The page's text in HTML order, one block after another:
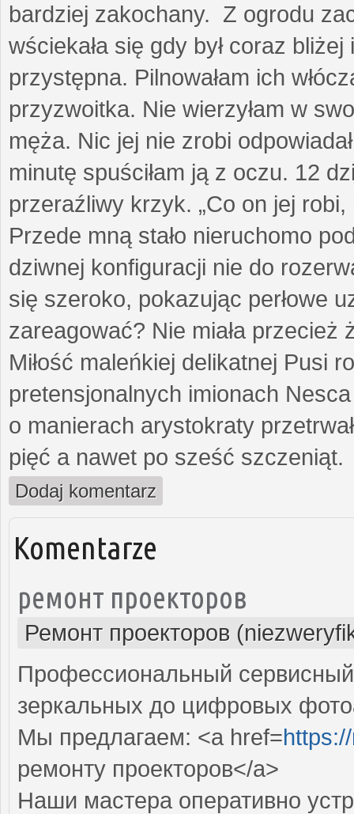
bardziej zakochany. Z ogrodu
wściekała się gdy był coraz
przystępna. Pilnowałam ich
przyzwoitka. Nie wierzyłam w
męża. Nic jej nie zrobi
minutę spuściłam ją z oczu. 12
przeraźliwy krzyk. „Co on jej
Przede mną stało nieruchomo
dziwnej konfiguracji nie do
się szeroko, pokazując perłowe
zareagować? Nie miała przecież
Miłość maleńkiej delikatnej Pusi
pretensjonalnych imionach
o manierach arystokraty
pięć a nawet po sześć szczeniąt.
Dodaj komentarz
Komentarze
ремонт проекторов
Ремонт проекторов
Профессиональный
зеркальных до цифровых
Мы предлагаем: <a href=
ремонту проекторов</a>
Наши мастера оперативно